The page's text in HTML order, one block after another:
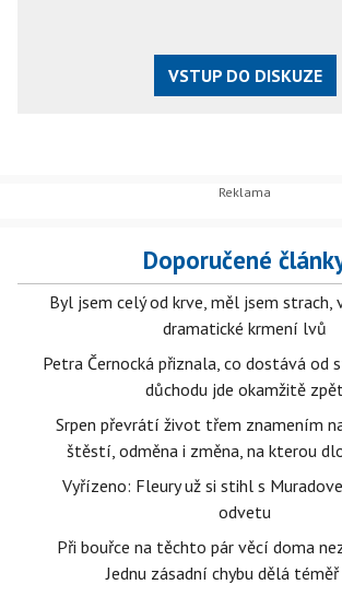
VSTUP DO DISKUZE
Doporučené
Byl jsem celý od krve, měl jsem strach,
dramatické krmení lvů
Petra Černocká přiznala, co dostává od
důchodu jde okamžitě
Srpen převrátí život třem znamením
štěstí, odměna i změna, na kterou
Vyřízeno: Fleury už si stihl s
odvetu
Při bouřce na těchto pár věcí doma
Jednu zásadní chybu dělá téměř